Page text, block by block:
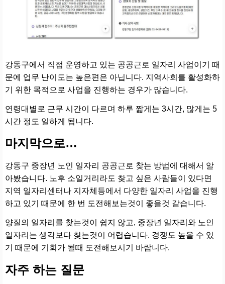
강동구에서 직접 운영하고 있는 공공근로 일자리 사업이기 때
문에 업무 난이도는 높은편은 아닙니다. 지역사회를 활성화하
기 위한 목적으로 사업을 진행하는 경우가 많습니다.
연령대별로 근무 시간이 다르며 하루 짧게는 3시간, 많게는 5
시간 정도 일하게 됩니다.
마지막으로…
강동구 중장년 노인 일자리 공공근로 찾는 방법에 대해서 알
아봤습니다. 노후 소일거리라도 찾고 싶은 사람들이 있다면
지역 일자리센터나 지자체등에서 다양한 일자리 사업을 진행
하고 있기 때문에 한 번 도전해보는것이 좋을것 같습니다.
양질의 일자리를 찾는것이 쉽지 않고, 중장년 일자리와 노인
일자리는 생각보다 찾는것이 어렵습니다. 경쟁도 높을 수 있
기 때문에 기회가 될때 도전해보시기 바랍니다.
자주 하는 질문